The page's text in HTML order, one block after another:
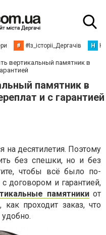
# #Із_історіі_Дергачів Н
вертикальный памятник в
памятник в
и с гарантией
на десятилетия. Поэтому
без спешки, но и без
чтобы всё было по-
с договором и гарантией,
памятникиот
проходит заказ, что